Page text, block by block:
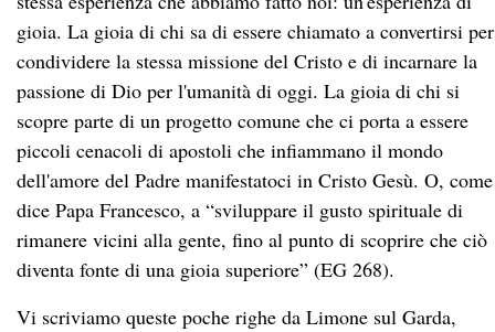
gioia. La gioia di chi sa di essere chiamato a convertirsi per
condividere la stessa missione del Cristo e di incarnare la
passione di Dio per l'umanità di oggi. La gioia di chi si
scopre parte di un progetto comune che ci porta a essere
piccoli cenacoli di apostoli che infiammano il mondo
dell'amore del Padre manifestatoci in Cristo Gesù. O, come
dice Papa Francesco, a “sviluppare il gusto spirituale di
rimanere vicini alla gente, fino al punto di scoprire che ciò
diventa fonte di una gioia superiore” (EG 268).
Vi scriviamo queste poche righe da Limone sul Garda,